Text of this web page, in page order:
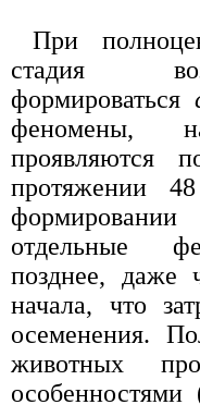
При
стадия
формироваться
феномены,
проявляются
протяжении
отдельные
позднее, даже
начала, что
осеменения.
животных